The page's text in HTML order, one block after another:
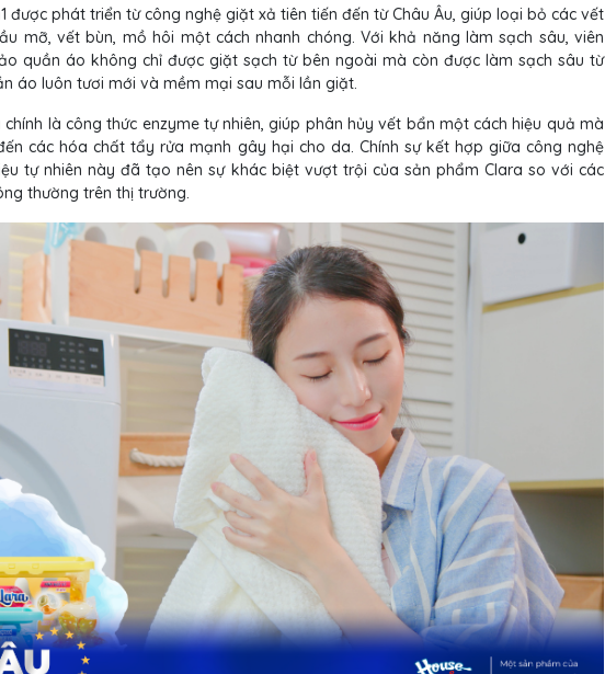
được phát triển từ công nghệ giặt xả tiên tiến đến từ Châu Âu, giúp loại bỏ các vết
mỡ, vết bùn, mồ hôi một cách nhanh chóng. Với khả năng làm sạch sâu, viên
quần áo không chỉ được giặt sạch từ bên ngoài mà còn được làm sạch sâu từ
áo luôn tươi mới và mềm mại sau mỗi lần giặt.
là công thức enzyme tự nhiên, giúp phân hủy vết bẩn một cách hiệu quả mà
các hóa chất tẩy rửa mạnh gây hại cho da. Chính sự kết hợp giữa công nghệ
tự nhiên này đã tạo nên sự khác biệt vượt trội của sản phẩm Clara so với các
thường trên thị trường.